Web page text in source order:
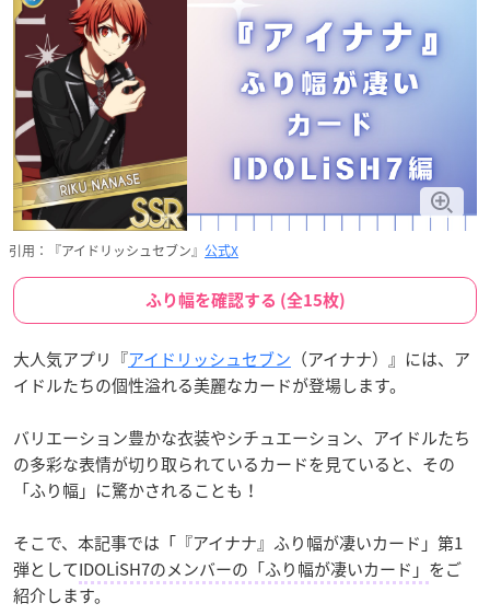
引用：『アイドリッシュセブン』 公式X
ふり幅を確認する (全15枚)
大人気アプリ『アイドリッシュセブン （アイナナ）』には、ア
イドルたちの個性溢れる美麗なカードが登場します。
バリエーション豊かな衣装やシチュエーション、アイドルたち
の多彩な表情が切り取られているカードを見ていると、その
「ふり幅」に驚かされることも！
そこで、本記事では「『アイナナ』ふり幅が凄いカード」第1
弾としてIDOLiSH7のメンバーの「ふり幅が凄いカード」 をご
紹介します。